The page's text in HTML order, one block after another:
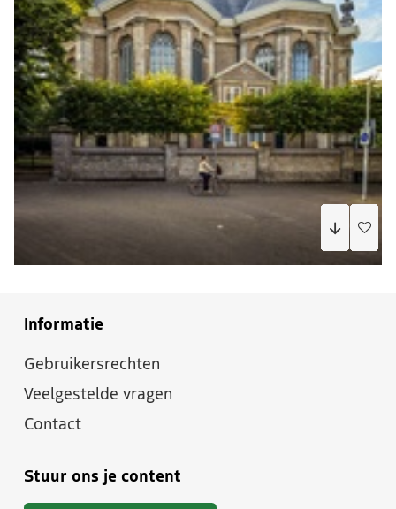
Informatie
Gebruikersrechten
Veelgestelde vragen
Contact
Stuur ons je content